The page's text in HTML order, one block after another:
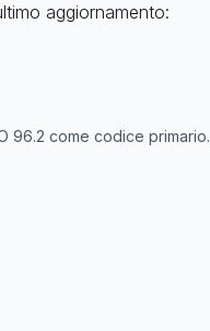
aggiornamento:
96.2 come codice primario.